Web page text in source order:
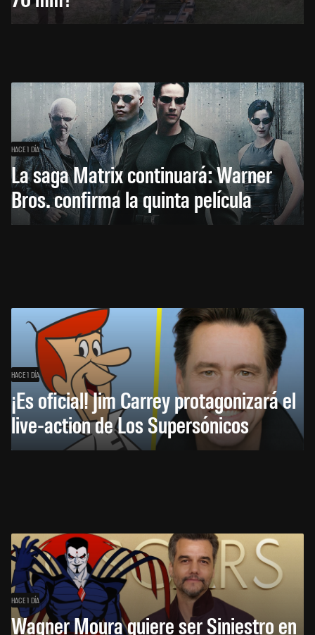
HACE 1 DÍA
La saga Matrix continuará: Warner
Bros. confirma la quinta película
HACE 1 DÍA
¡Es oficial! Jim Carrey protagonizará el
live-action de Los Supersónicos
HACE 1 DÍA
Wagner Moura quiere ser Siniestro en